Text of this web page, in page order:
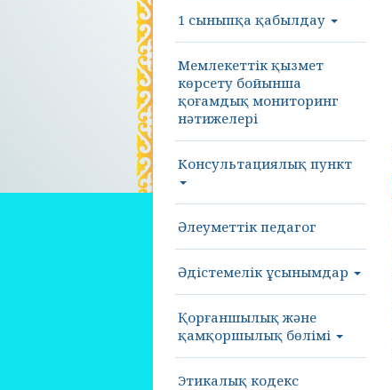
1 сыныпқа қабылдау
Мемлекеттік қызмет
көрсету бойынша
қоғамдық мониторинг
нәтижелері
Консультациялық пункт
Әлеуметтік педагог
Әдістемелік ұсынымдар
Қорғаншылық және
қамқоршылық бөлімі
Этикалық кодекс